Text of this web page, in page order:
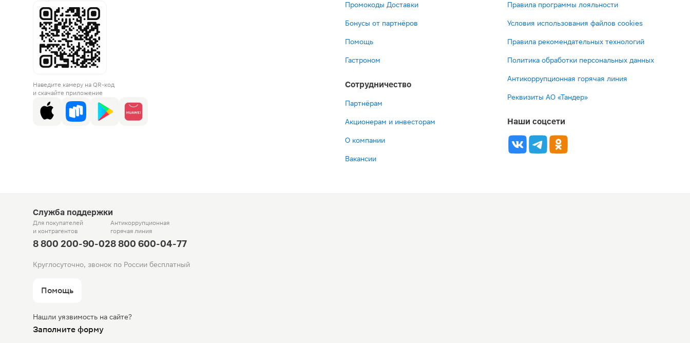
Наведите камеру на QR-код
и скачайте приложение
Промокоды Доставки
Бонусы от партнёров
Помощь
Гастроном
Сотрудничество
Партнёрам
Акционерам и инвесторам
О компании
Вакансии
Правила программы лояльности
Условия использования файлов cookies
Правила рекомендательных технологий
Политика обработки персональных данных
Антикоррупционная горячая линия
Реквизиты АО «Тандер»
Наши соцсети
Служба поддержки
Для покупателей
и контрагентов
8 800 200-90-02
Антикоррупционная
горячая линия
8 800 600-04-77
Круглосуточно, звонок по России бесплатный
Помощь
Нашли уязвимость на сайте?
Заполните форму